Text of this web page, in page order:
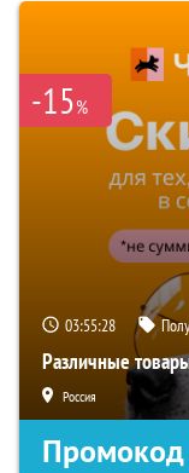
-15%
03:55:27
Различные
Россия
Промокод